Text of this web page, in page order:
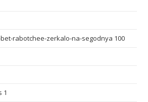
rabotchee-zerkalo-na-segodnya 100
1